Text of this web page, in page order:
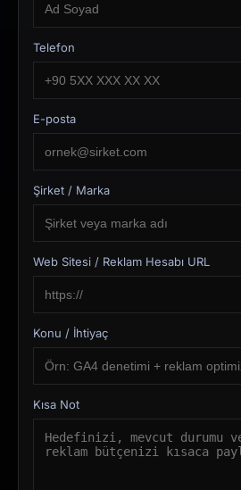
Telefon
E-posta
Şirket / Marka
Web Sitesi / Reklam Hesabı URL
Konu / İhtiyaç
Kısa Not